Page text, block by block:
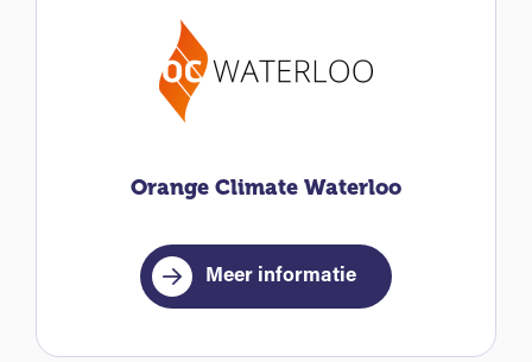
Orange Climate Waterloo
Meer informatie